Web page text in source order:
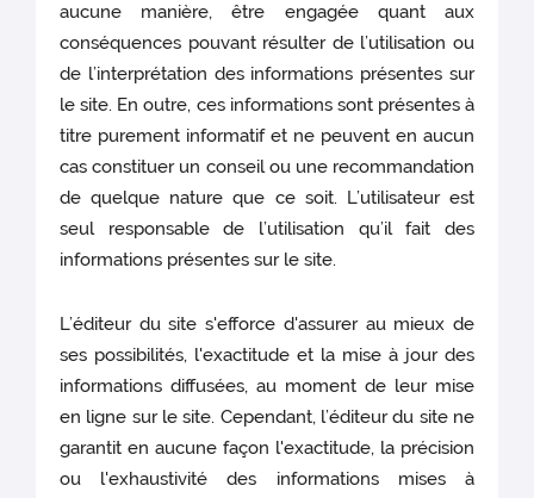
aucune manière, être engagée quant aux
conséquences pouvant résulter de l’utilisation ou
de l’interprétation des informations présentes sur
le site. En outre, ces informations sont présentes à
titre purement informatif et ne peuvent en aucun
cas constituer un conseil ou une recommandation
de quelque nature que ce soit. L’utilisateur est
seul responsable de l’utilisation qu’il fait des
informations présentes sur le site.
L’éditeur du site s'efforce d'assurer au mieux de
ses possibilités, l'exactitude et la mise à jour des
informations diffusées, au moment de leur mise
en ligne sur le site. Cependant, l’éditeur du site ne
garantit en aucune façon l'exactitude, la précision
ou l'exhaustivité des informations mises à